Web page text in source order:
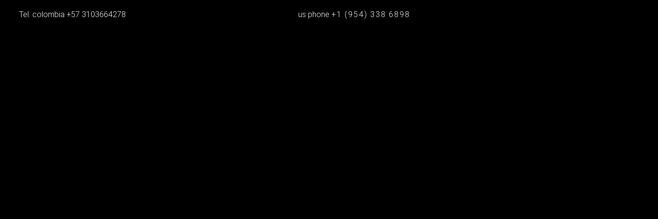
Tel. colombia +57 3103664278 us phone +1 (954) 338 6898